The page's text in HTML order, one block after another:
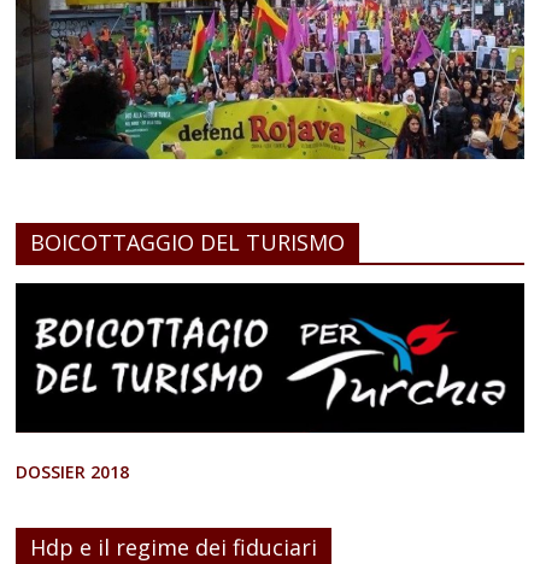
BOICOTTAGGIO DEL TURISMO
DOSSIER 2018
Hdp e il regime dei fiduciari